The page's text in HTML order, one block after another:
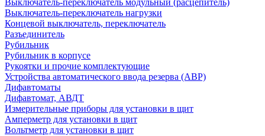
Выключатель-переключатель модульный (расцепитель)
Выключатель-переключатель нагрузки
Концевой выключатель, переключатель
Разъединитель
Рубильник
Рубильник в корпусе
Рукоятки и прочие комплектующие
Устройства автоматического ввода резерва (АВР)
Дифавтоматы
Дифавтомат, АВДТ
Измерительные приборы для установки в щит
Амперметр для установки в щит
Вольтметр для установки в щит